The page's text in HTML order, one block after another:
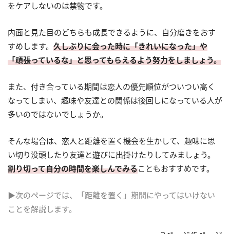
をケアしないのは禁物です。
内面と見た目のどちらも成長できるように、自分磨きをおす
すめします。 久しぶりに会った時に「きれいになった」や
「頑張っているな」と思ってもらえるよう努力をしましょう。
また、付き合っている期間は恋人の優先順位がついつい高く
なってしまい、趣味や友達との関係は後回しになっている人が
多いのではないでしょうか。
そんな場合は、恋人と距離を置く機会を生かして、趣味に思
い切り没頭したり友達と遊びに出掛けたりしてみましょう。
割り切って自分の時間を楽しんでみることもおすすめです。
▶次のページでは、「距離を置く」期間にやってはいけない
ことを解説します。